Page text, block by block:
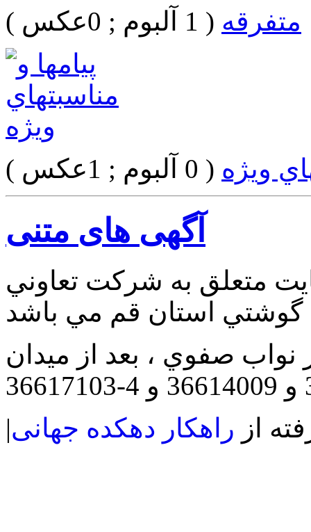
متفرقه ( 1 آلبوم ; 0عکس )
ويژه ( 0 آلبوم ; 1عکس )
آگهی های متنی
متعلق به شرکت تعاوني
نواب صفوي ، بعد از ميدان
از راهکار دهکده جهانی